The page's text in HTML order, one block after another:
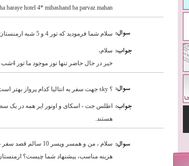
baraye hotel 4* mibashand ba parvaz mahan
سلام شما فرمودید که تور 4 و 5 شبه ارمنستان دارید آیا تور زمینی 8 شبه و یا هوایی 7 یا 8 شبه هم دارید؟ :سوال
سلام،
خیر در حال حاضر تنها تور موجود ما تور 4شب زمینی و 5 شب هوایی است
:جواب
؟ sky جهت سفر به انتالیا کدام پرواز بهتر است و چرا.اطلس جت یا :سوال
هستند.
:جواب
سلام ، من و همسر
هزینه مناسب، پیشنهاد شما چیست؟
:سوال